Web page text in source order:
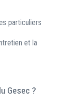
particuliers
et la
Gesec ?